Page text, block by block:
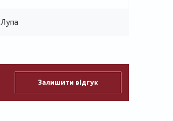
Лупа
Залишити відгук